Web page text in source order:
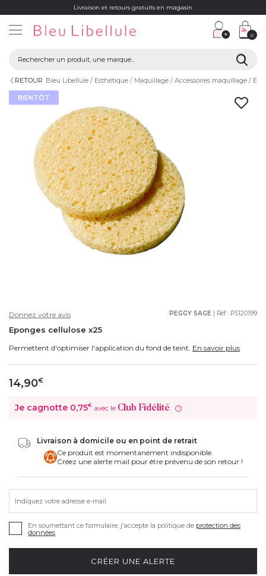
Livraison et retours gratuits en magasin
0
RETOUR Bleu Libellule Esthétique Maquillage Accessoires maquillage
BIENTÔT
PEGGY SAGE | Réf : PS120199
Donnez votre avis
Eponges cellulose x25
Permettent d'optimiser l'application du fond de teint. En savoir plus
14,90€
Je cagnotte 0,75€ avec le Club Fidélité ?
Livraison à domicile ou en point de retrait
Ce produit est momentanément indisponible.
Créez une alerte mail pour être prévenu de son retour !
Indiquez votre adresse e-mail
En soumettant ce formulaire, j'accepte la politique de protection des
données
CRÉER UNE ALERTE